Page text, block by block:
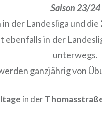
Saison 23/24
in der Landesliga und die
ebenfalls in der
unterwegs.
ganzjährig von
in der